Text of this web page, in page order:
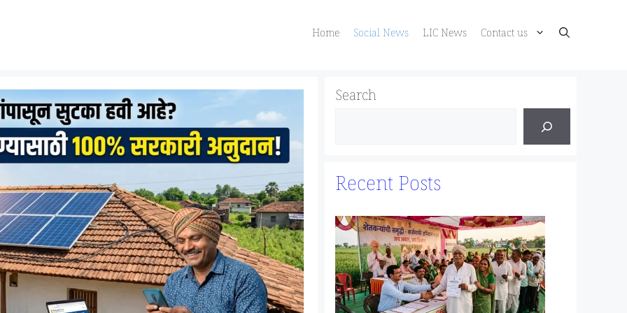
Home Social News LIC News Contact us
Search
Recent Posts